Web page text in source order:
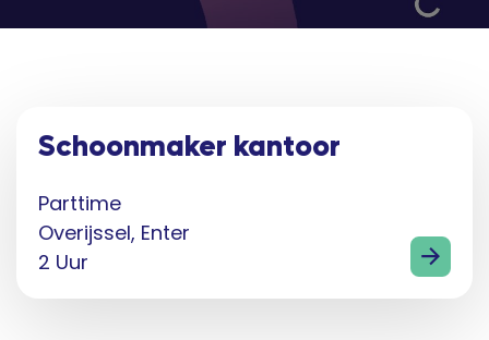
Schoonmaker kantoor
Parttime
Overijssel, Enter
2 Uur